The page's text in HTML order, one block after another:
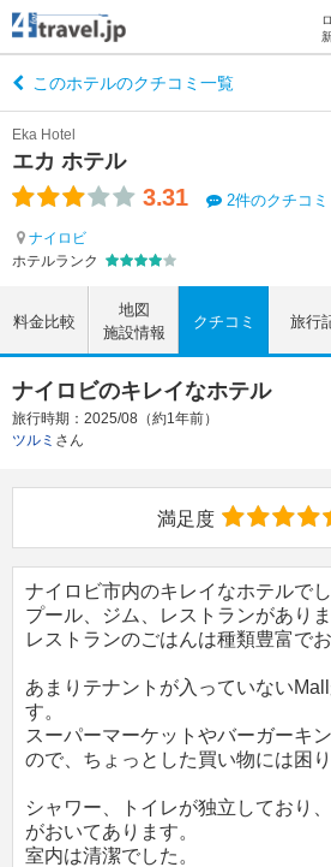
このホテルのクチコミ一覧
エカ ホテル
Eka Hotel
3.31 2件のクチコミ
ナイロビ
ホテルランク
料金比較
地図
施設情報
クチコミ 旅行
ナイロビのキレイなホテル
旅行時期：2025/08（約1年前）
ツルミ さん
満足度
ナイロビ市内のキレイなホテルでし
プール、ジム、レストランがありま
レストランのごはんは種類豊富で
あまりテナントが入っていない
す。
スーパーマーケットやバーガーキ
ので、ちょっとした買い物には困り
シャワー、トイレが独立しており
がおいてあります。
室内は清潔でした。